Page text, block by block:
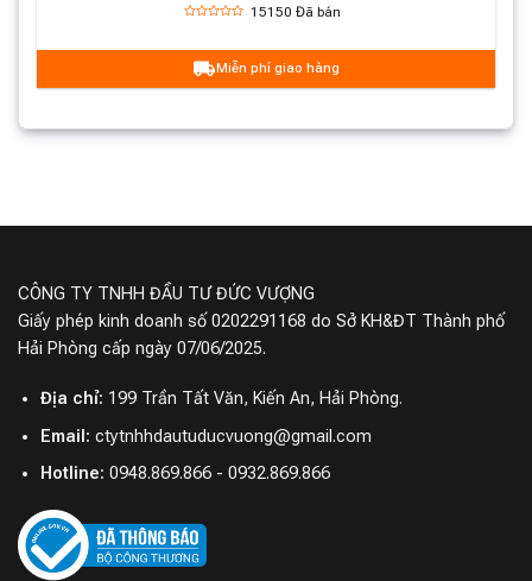
15150Đã bán
Miễn phí giao hàng
CÔNG TY TNHH ĐẦU TƯ ĐỨC VƯỢNG
Giấy phép kinh doanh số 0202291168 do Sở KH&ĐT Thành phố
Hải Phòng cấp ngày 07/06/2025.
Địa chỉ: 199 Trần Tất Văn, Kiến An, Hải Phòng.
Email: ctytnhhdautuducvuong@gmail.com
Hotline: 0948.869.866 - 0932.869.866